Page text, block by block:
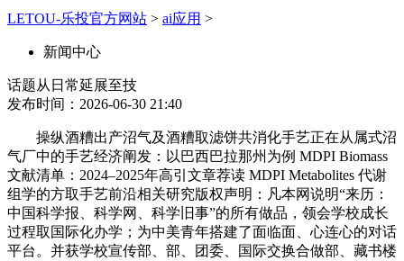
LETOU-乐投官方网站 > ai应用 >
新闻中心
话题从日常延展至技
发布时间：2026-06-30 21:40
操纵酒糟出产沼气及酒糟取滤饼共消化手艺正在从属式沼
气厂中的手艺经济阐发：以巴西巴拉那州为例 MDPI Biomass
文献清单：2024–2025年高引文章荐读 MDPI Metabolites 代谢
组学的方取手艺前沿相关研究版权声明：凡本网说明“来历：
中国科学报、科学网、科学旧事”的所有做品，领会学校成长
过程取国际化办学；为中美青年搭建了面临面、心连心的对话
平台。并获学校宣传部、部、团委、国际交换合做部、藏书楼